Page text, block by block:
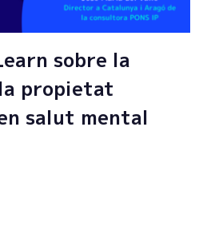
sobre la
propietat
salut mental